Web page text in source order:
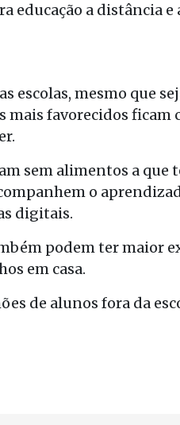
educação a distância
escolas, mesmo que
mais favorecidos ficam
sem alimentos a que
o
digitais.
podem ter maior
em casa.
de alunos fora da